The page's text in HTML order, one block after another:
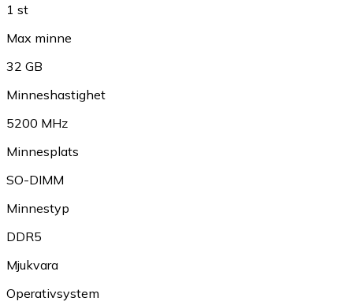
1 st
Max minne
32 GB
Minneshastighet
5200 MHz
Minnesplats
SO-DIMM
Minnestyp
DDR5
Mjukvara
Operativsystem